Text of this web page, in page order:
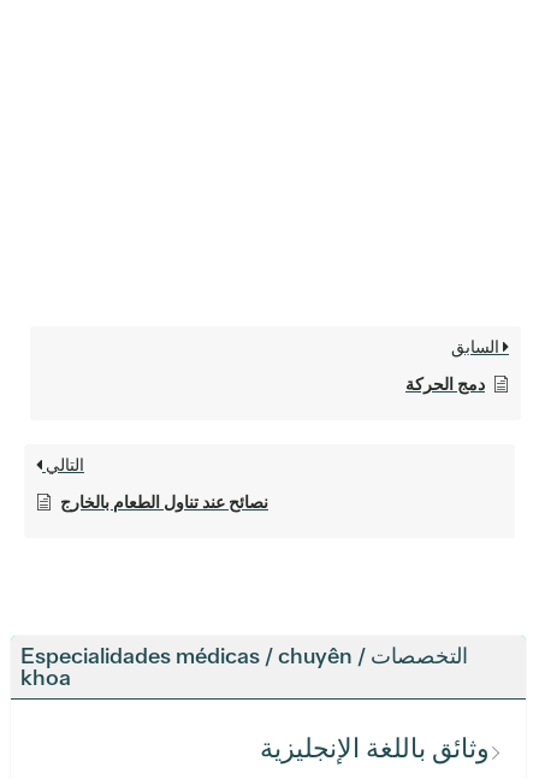
التخصصات / Especialidades médicas / chuyên
khoa
وثائق باللغة الإنجليزية
السابق
دمج الحركة
التالي
نصائح عند تناول الطعام بالخارج